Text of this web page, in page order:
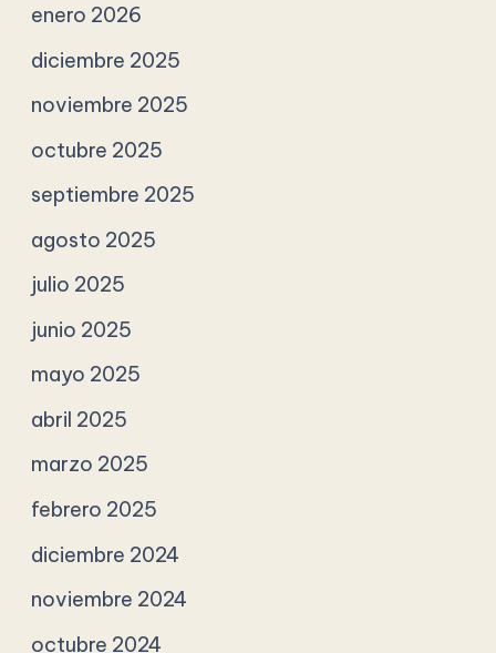
enero 2026
diciembre 2025
noviembre 2025
octubre 2025
septiembre 2025
agosto 2025
julio 2025
junio 2025
mayo 2025
abril 2025
marzo 2025
febrero 2025
diciembre 2024
noviembre 2024
octubre 2024